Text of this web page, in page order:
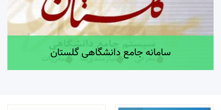
سامانه جامع دانشگاهی گلستان